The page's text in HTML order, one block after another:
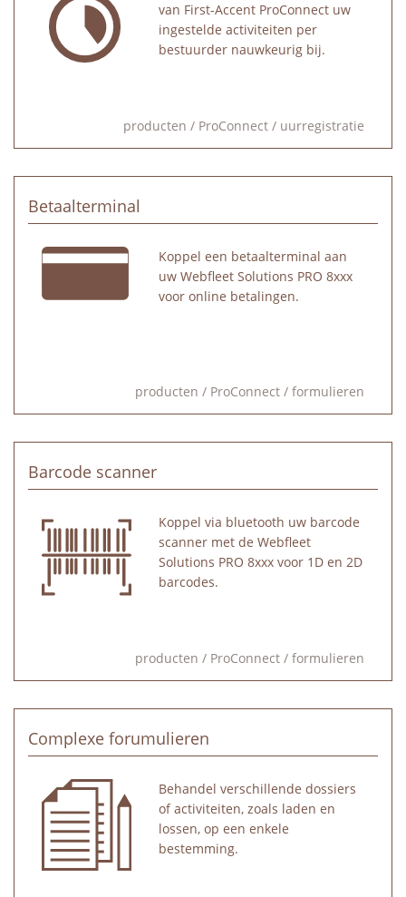
van First-Accent ProConnect uw
ingestelde activiteiten per
bestuurder nauwkeurig bij.
producten / ProConnect / uurregistratie
Betaalterminal
Koppel een betaalterminal aan
uw Webfleet Solutions PRO 8xxx
voor online betalingen.
producten / ProConnect / formulieren
Barcode scanner
Koppel via bluetooth uw barcode
scanner met de Webfleet
Solutions PRO 8xxx voor 1D en 2D
barcodes.
producten / ProConnect / formulieren
Complexe forumulieren
Behandel verschillende dossiers
of activiteiten, zoals laden en
lossen, op een enkele
bestemming.